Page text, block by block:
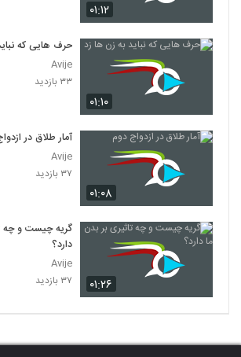
۰۱:۱۲
۰۱:۱۰
حرف هایی که
Avije
۳۳ بازدید
۰۱:۰۸
آمار طلاق در
Avije
۳۷ بازدید
۰۱:۲۶
گریه چیست و چه
دارد؟
Avije
۳۷ بازدید